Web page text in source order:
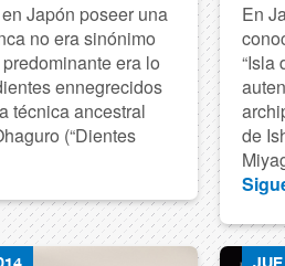
Japón poseer una
no era sinónimo
era lo
ennegrecidos
técnica ancestral
(“Dientes
En
“Isla
de